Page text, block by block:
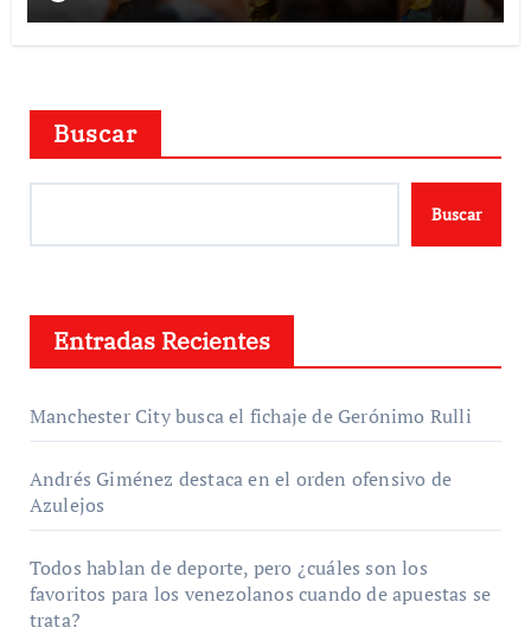
Buscar
Buscar
Entradas Recientes
Manchester City busca el fichaje de Gerónimo Rulli
Andrés Giménez destaca en el orden ofensivo de
Azulejos
Todos hablan de deporte, pero ¿cuáles son los
favoritos para los venezolanos cuando de apuestas se
trata?